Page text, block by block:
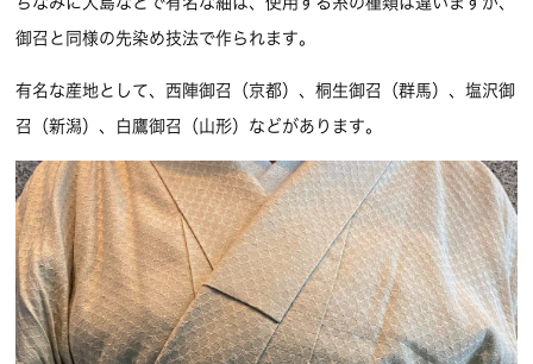
御召と同様の先染め技法で作られます。
有名な産地として、西陣御召（京都）、桐生御召（群馬）、塩沢御
召（新潟）、白鷹御召（山形）などがあります。